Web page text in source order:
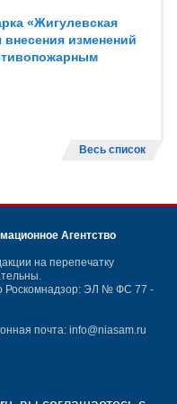
«Жигулевская
изменений
Весь список
Агентство
на перепечатку
Роскомнадзор: ЭЛ № ФС 77 -
почта: info@niasam.ru